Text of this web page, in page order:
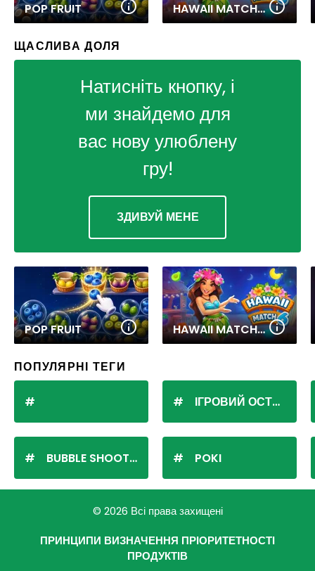
POP FRUIT HAWAII MATCH 6
ЩАСЛИВА ДОЛЯ
Натисніть кнопку, і
ми знайдемо для
вас нову улюблену
гру!
ЗДИВУЙ МЕНЕ
POP FRUIT HAWAII MATCH 6
ПОПУЛЯРНІ ТЕГИ
BUBBLE SHOOTER
ІГРОВИЙ ОСТРІВ
POKI
© 2026 Всі права захищені
ПРИНЦИПИ ВИЗНАЧЕННЯ ПРІОРИТЕТНОСТІ
ПРОДУКТІВ